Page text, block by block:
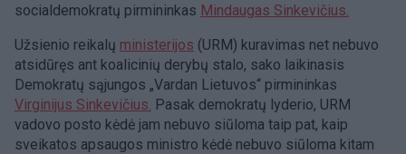
socialdemokratų pirmininkas Mindaugas Sinkevičius.
Užsienio reikalų ministerijos (URM) kuravimas net nebuvo
atsidūręs ant koalicinių derybų stalo, sako laikinasis
Demokratų sąjungos „Vardan Lietuvos“ pirmininkas
Virginijus Sinkevičius. Pasak demokratų lyderio, URM
vadovo posto kėdė jam nebuvo siūloma taip pat, kaip
sveikatos apsaugos ministro kėdė nebuvo siūloma kitam